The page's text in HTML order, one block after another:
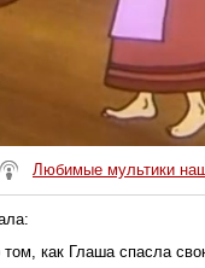
Любимые мультики
:
том, как Глаша спасла